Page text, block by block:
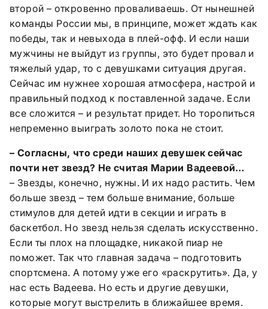
второй – откровенно проваливаешь. От нынешней
команды России мы, в принципе, может ждать как
победы, так и невыхода в плей-офф. И если наши
мужчины не выйдут из группы, это будет провал и
тяжелый удар, то с девушками ситуация другая.
Сейчас им нужнее хорошая атмосфера, настрой и
правильный подход к поставленной задаче. Если
все сложится – и результат придет. Но торопиться
непременно выиграть золото пока не стоит.
– Согласны, что среди наших девушек сейчас
почти нет звезд? Не считая Марии Вадеевой…
– Звезды, конечно, нужны. И их надо растить. Чем
больше звезд – тем больше внимание, больше
стимулов для детей идти в секции и играть в
баскетбол. Но звезд нельзя сделать искусственно.
Если ты плох на площадке, никакой пиар не
поможет. Так что главная задача – подготовить
спортсмена. А потому уже его «раскрутить». Да, у
нас есть Вадеева. Но есть и другие девушки,
которые могут выстрелить в ближайшее время.